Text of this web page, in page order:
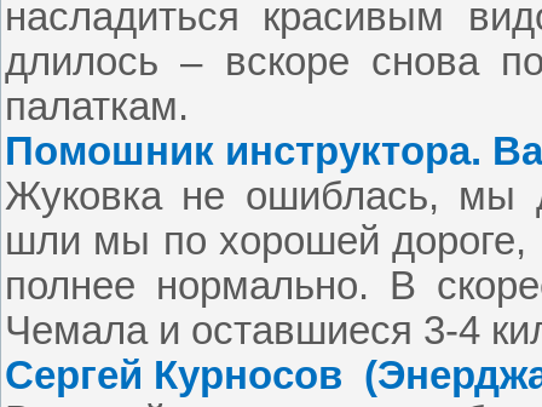
насладиться красивым
длилось – вскоре снова
палаткам.
Помошник инструктора.
Жуковка не ошиблась, мы
шли мы по хорошей дороге,
полнее нормально. В
Чемала и оставшиеся 3-4
Сергей Курносов